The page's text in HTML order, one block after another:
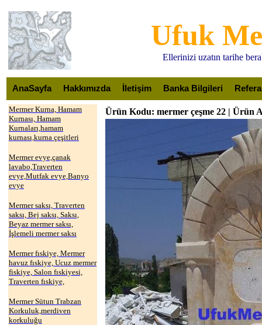
Ufuk
Ellerinizi uzatın tarihe
AnaSayfa Hakkımızda İletişim Banka Bilgileri
Mermer Kurna, Hamam
Kurnası, Hamam
Kurnaları,hamam
kurnası,kurna çeşitleri
Mermer evye,çanak
lavabo,Traverten
evye,Mutfak evye,Banyo
evye
Mermer saksı, Traverten
saksı, Bej saksı, Saksı,
Beyaz mermer saksı,
İşlemeli mermer saksı
Mermer fıskiye, Mermer
havuz fıskiye, Ucuz mermer
fiskiye, Salon fıskiyesi,
Traverten fıskiye,
Mermer Sütun Trabzan
Korkuluk,merdiven
korkuluğu
Ürün Kodu: mermer çeşme 22 | Ürün